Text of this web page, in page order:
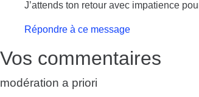
J’attends ton retour avec impatience
Répondre à ce message
Vos commentaires
modération a priori